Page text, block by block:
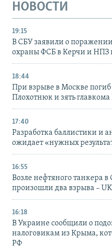
НОВОСТИ
19:15
В СБУ заявили о
охраны ФСБ в Керчи и НПЗ
18:44
При взрыве в Москве
Плохотнюк и зять
17:40
Разработка баллистики и
ожидает «нужных
16:55
Возле нефтяного танкера
произошли два взрыва –
16:18
В Украине сообщили о
налоговикам из Крыма,
РФ